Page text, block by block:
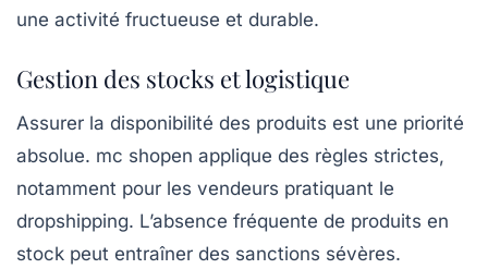
une activité fructueuse et durable.
Gestion des stocks et logistique
Assurer la disponibilité des produits est une priorité
absolue. mc shopen applique des règles strictes,
notamment pour les vendeurs pratiquant le
dropshipping. L’absence fréquente de produits en
stock peut entraîner des sanctions sévères.